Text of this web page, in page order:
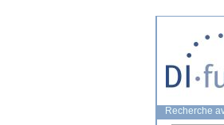
Recherche